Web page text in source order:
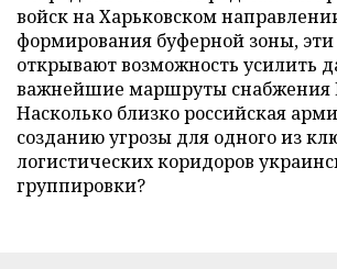
войск на Харьковском
формирования буферной зоны,
открывают возможность усилить
важнейшие маршруты снабжения
Насколько близко российская
созданию угрозы для одного из
логистических коридоров
группировки?